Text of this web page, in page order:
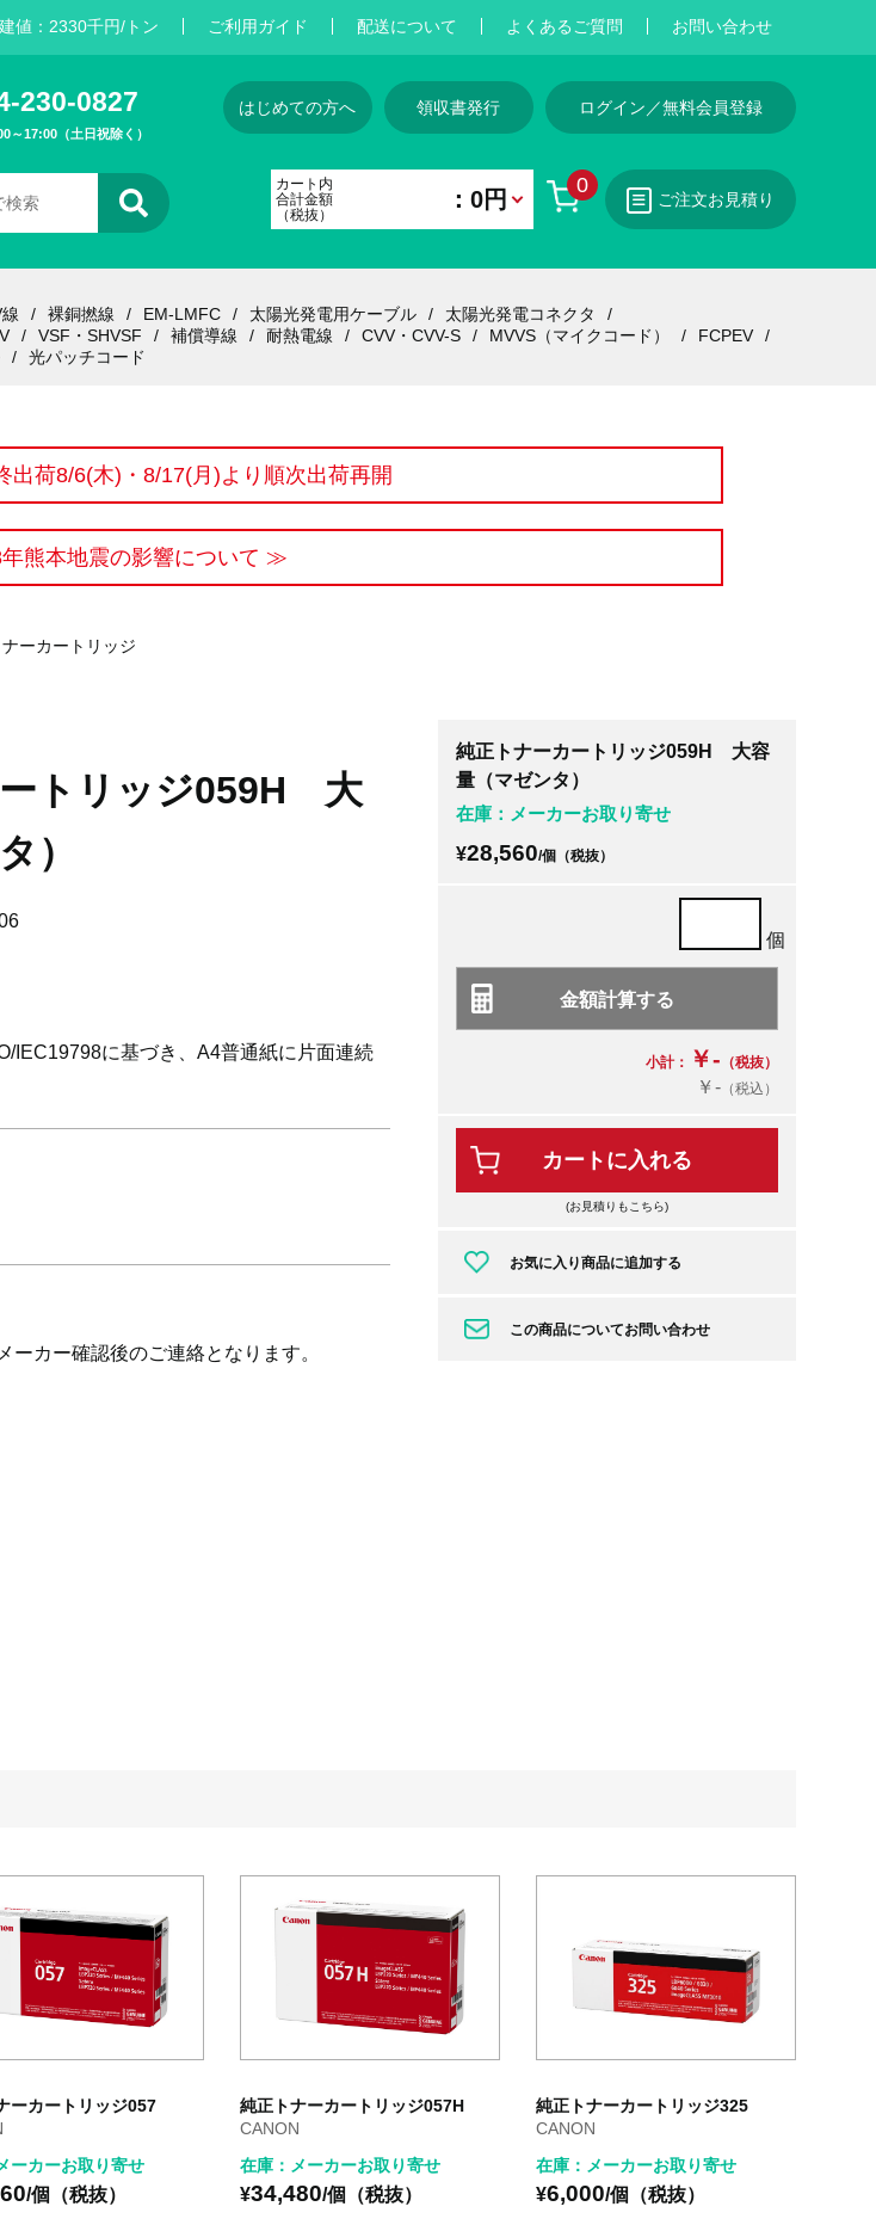
値： 2330千円/トン ご利用ガイド 配送について よくあるご質問 お問い合わせ
230-0827
～17:00（土日祝除く）
はじめての方へ 領収書発行 ログイン／無料会員登録
0
カート内
合計金額
（税抜）
：0円 ご注文お見積り
裸銅撚線 EM-LMFC 太陽光発電用ケーブル
太陽光発電コネクタ
VSF・SHVSF 補償導線 耐熱電線 CVV・CVV-S MVVS（マイクコード）
FCPEV
光パッチコード
出荷8/6(木)・8/17(月)より順次出荷再開
年熊本地震の影響について ≫
ーカートリッジ
トリッジ059H 大
）
IEC19798に基づき、A4普通紙に片面連続
ーカー確認後のご連絡となります。
純正トナーカートリッジ059H 大容
量（マゼンタ）
在庫：メーカーお取り寄せ
¥28,560/個（税抜）
個
小計： ￥- （税抜）
￥-（税込）
カートに入れる
(お見積りもこちら)
お気に入り商品に追加する
この商品についてお問い合わせ
ーカートリッジ057
ーカーお取り寄せ
/個（税抜）
純正トナーカートリッジ057H
CANON
在庫：メーカーお取り寄せ
¥34,480/個（税抜）
純正トナーカートリッジ325
CANON
在庫：メーカーお取り寄せ
¥6,000/個（税抜）